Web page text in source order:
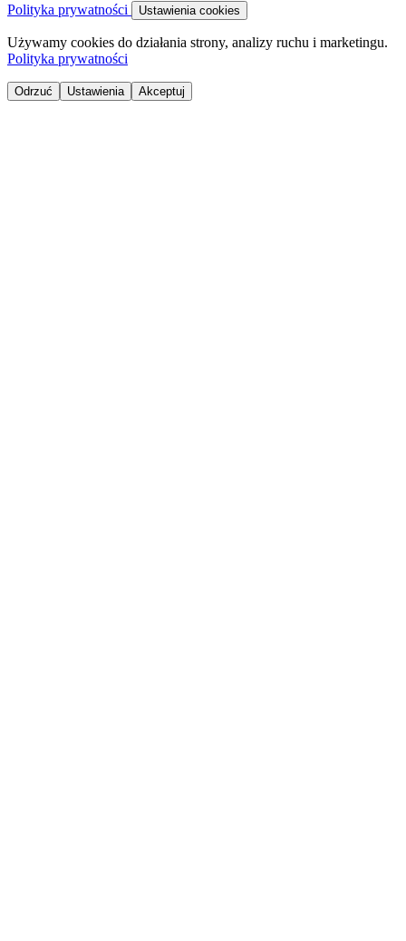
Polityka prywatności Ustawienia cookies
Używamy cookies do działania strony, analizy ruchu i marketingu.
Polityka prywatności
Odrzuć Ustawienia Akceptuj